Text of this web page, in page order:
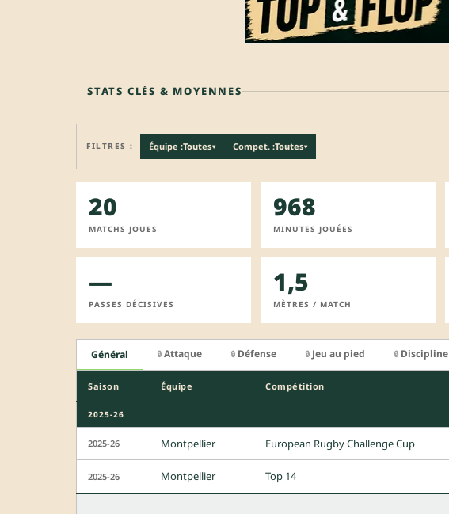
Profil pro · Réservé aux clubs
STATS CLÉS & MOYENNES
FILTRES : Équipe :Toutes▾ Compet. :Toutes▾
20
MATCHS JOUES
968
MINUTES JOUÉES
—
PASSES DÉCISIVES
1,5
MÈTRES / MATCH
Général 🔒 Attaque 🔒 Défense 🔒 Jeu au pied 🔒 Discipline
Saison Équipe Compétition
2025-26
2025-26 Montpellier European Rugby Challenge Cup
2025-26 Montpellier Top 14